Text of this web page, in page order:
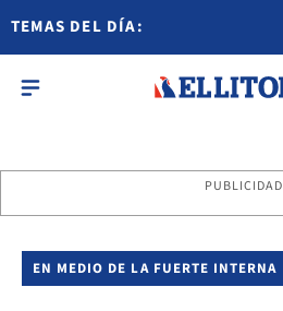
TEMAS DEL DÍA:
PUBLICIDAD
EN MEDIO DE LA FUERTE INTERNA